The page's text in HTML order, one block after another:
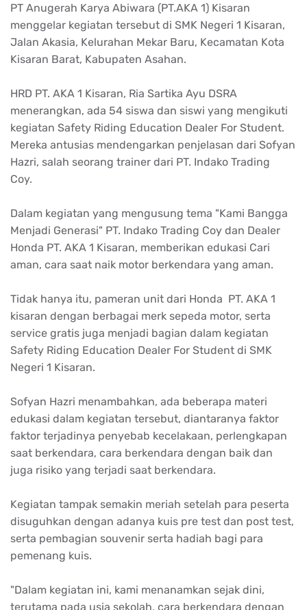
PT Anugerah Karya Abiwara (PT.AKA 1) Kisaran
menggelar kegiatan tersebut di SMK Negeri 1 Kisaran,
Jalan Akasia, Kelurahan Mekar Baru, Kecamatan Kota
Kisaran Barat, Kabupaten Asahan.
HRD PT. AKA 1 Kisaran, Ria Sartika Ayu DSRA
menerangkan, ada 54 siswa dan siswi yang mengikuti
kegiatan Safety Riding Education Dealer For Student.
Mereka antusias mendengarkan penjelasan dari Sofyan
Hazri, salah seorang trainer dari PT. Indako Trading
Coy.
Dalam kegiatan yang mengusung tema "Kami Bangga
Menjadi Generasi" PT. Indako Trading Coy dan Dealer
Honda PT. AKA 1 Kisaran, memberikan edukasi Cari
aman, cara saat naik motor berkendara yang aman.
Tidak hanya itu, pameran unit dari Honda PT. AKA 1
kisaran dengan berbagai merk sepeda motor, serta
service gratis juga menjadi bagian dalam kegiatan
Safety Riding Education Dealer For Student di SMK
Negeri 1 Kisaran.
Sofyan Hazri menambahkan, ada beberapa materi
edukasi dalam kegiatan tersebut, diantaranya faktor
faktor terjadinya penyebab kecelakaan, perlengkapan
saat berkendara, cara berkendara dengan baik dan
juga risiko yang terjadi saat berkendara.
Kegiatan tampak semakin meriah setelah para peserta
disuguhkan dengan adanya kuis pre test dan post test,
serta pembagian souvenir serta hadiah bagi para
pemenang kuis.
"Dalam kegiatan ini, kami menanamkan sejak dini,
terutama pada usia sekolah, cara berkendara dengan